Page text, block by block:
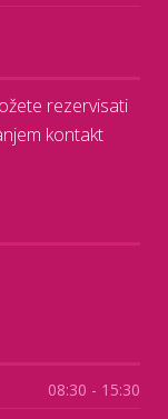
rezervisati
kontakt
08:30 - 15:30